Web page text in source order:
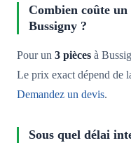
Combien coûte
Bussigny ?
Pour un 3 pièces à
Le prix exact dépend de
Demandez un devis.
Sous quel délai